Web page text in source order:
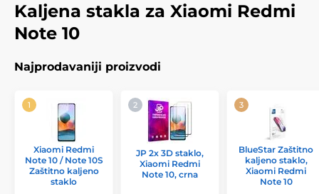
Kaljena stakla za Xiaomi Redmi
Note 10
Najprodavaniji proizvodi
Xiaomi Redmi
Note 10 / Note 10S
Zaštitno kaljeno
staklo
JP 2x 3D staklo,
Xiaomi Redmi
Note 10, crna
BlueStar Zaštitno
kaljeno staklo,
Xiaomi Redmi
Note 10